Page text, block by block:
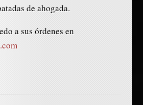
de ahogada.
a sus órdenes en